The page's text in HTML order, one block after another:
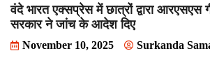
वंदे भारत एक्सप्रेस में छात्रों द्वारा आरएसएस
सरकार ने जांच के आदेश दिए
November 10, 2025 Surkanda